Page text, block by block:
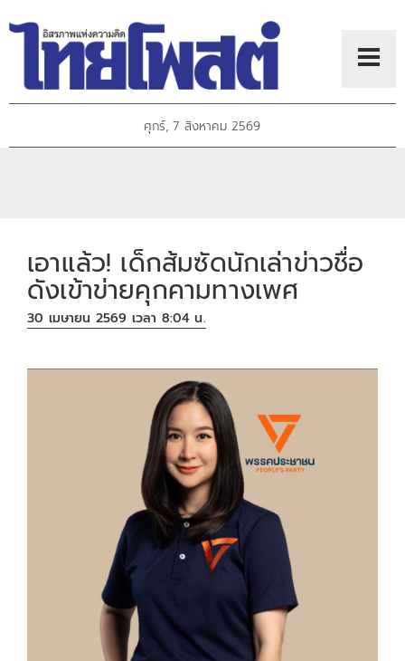
ศุกร์, 7 สิงหาคม 2569
เอาแล้ว! เด็กส้มซัดนักเล่าข่าวชื่อ
ดังเข้าข่ายคุกคามทางเพศ
30 เมษายน 2569 เวลา 8:04 น.